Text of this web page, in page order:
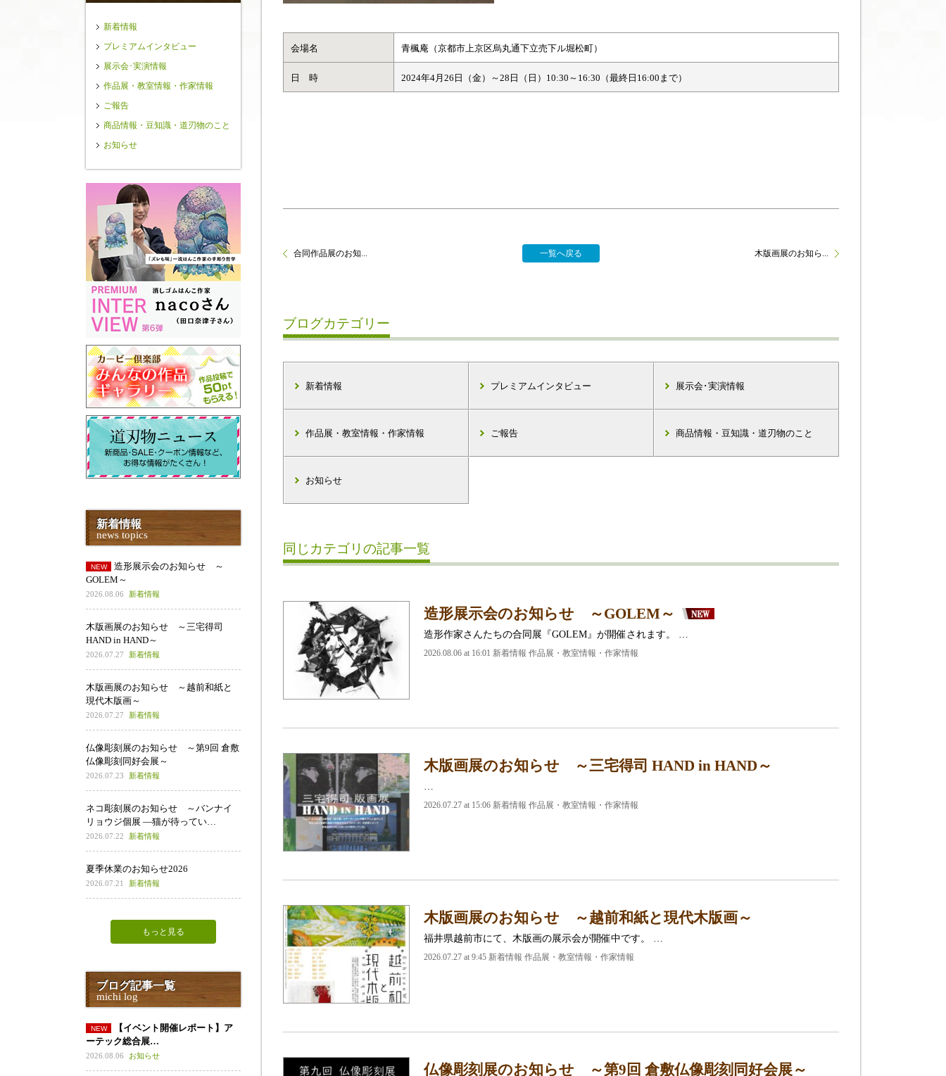
会場名 青楓庵（京都市上京区烏丸通下立売下ル堀松町）
日 時 2024年4月26日（金）～28日（日）10:30～16:30（最終日16:00まで）
合同作品展のお知... 一覧へ戻る 木版画展のお知ら...
ブログカテゴリー
新着情報 プレミアムインタビュー 展示会･実演情報
作品展・教室情報・作家情報 ご報告 商品情報・豆知識・道刃物のこと
お知らせ
同じカテゴリの記事一覧
造形展示会のお知らせ ～GOLEM～
造形作家さんたちの合同展『GOLEM』が開催されます。 …
2026.08.06 at 16:01 新着情報 作品展・教室情報・作家情報
木版画展のお知らせ ～三宅得司 HAND in HAND～
2026.07.27 at 15:06 新着情報 作品展・教室情報・作家情報
木版画展のお知らせ ～越前和紙と現代木版画～
福井県越前市にて、木版画の展示会が開催中です。 …
2026.07.27 at 9:45 新着情報 作品展・教室情報・作家情報
仏像彫刻展のお知らせ ～第9回 倉敷仏像彫刻同好会展～
新着情報
プレミアムインタビュー
展示会･実演情報
作品展・教室情報・作家情報
ご報告
商品情報・豆知識・道刃物のこと
お知らせ
新着情報
news topics
造形展示会のお知らせ ～
GOLEM～
2026.08.06 新着情報
木版画展のお知らせ ～三宅得司
HAND in HAND～
2026.07.27 新着情報
木版画展のお知らせ ～越前和紙と
現代木版画～
2026.07.27 新着情報
仏像彫刻展のお知らせ ～第9回 倉敷
仏像彫刻同好会展～
2026.07.23 新着情報
ネコ彫刻展のお知らせ ～バンナイ
リョウジ個展 ―猫が待ってい…
2026.07.22 新着情報
夏季休業のお知らせ2026
2026.07.21 新着情報
もっと見る
ブログ記事一覧
michi log
【イベント開催レポート】ア
ーテック総合展…
2026.08.06 お知らせ